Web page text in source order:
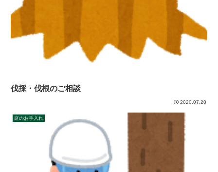
伐採・伐根のご相談
2020.07.20
庭のお手入れ